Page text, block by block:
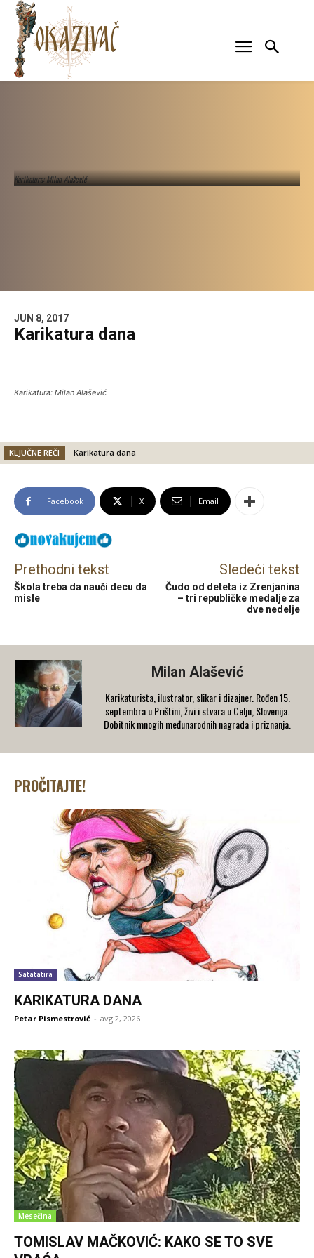
Karikatura: Milan Alašević
JUN 8, 2017
Karikatura dana
Karikatura: Milan Alašević
KLJUČNE REČI Karikatura dana
Facebook X Email
Prethodni tekst
Škola treba da nauči decu da
misle
Sledeći tekst
Čudo od deteta iz Zrenjanina
– tri republičke medalje za
dve nedelje
Milan Alašević
Karikaturista, ilustrator, slikar i dizajner. Rođen 15.
septembra u Prištini, živi i stvara u Celju, Slovenija.
Dobitnik mnogih međunarodnih nagrada i priznanja.
PROČITAJTE!
Satatatira
KARIKATURA DANA
Petar Pismestrović - avg 2, 2026
Mesečina
TOMISLAV MAČKOVIĆ: KAKO SE TO SVE